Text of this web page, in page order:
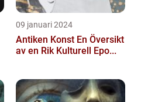
09 januari 2024
Antiken Konst En Översikt
av en Rik Kulturell Epo...